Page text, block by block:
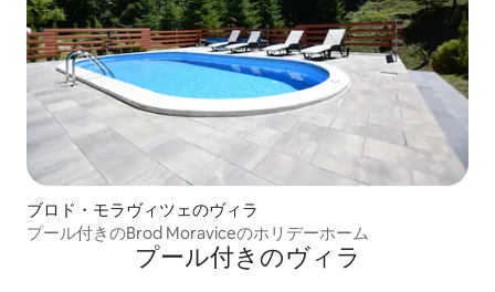
ブロド・モラヴィツェのヴィラ
プール付きのBrod Moraviceのホリデーホーム
プール付きのヴィラ